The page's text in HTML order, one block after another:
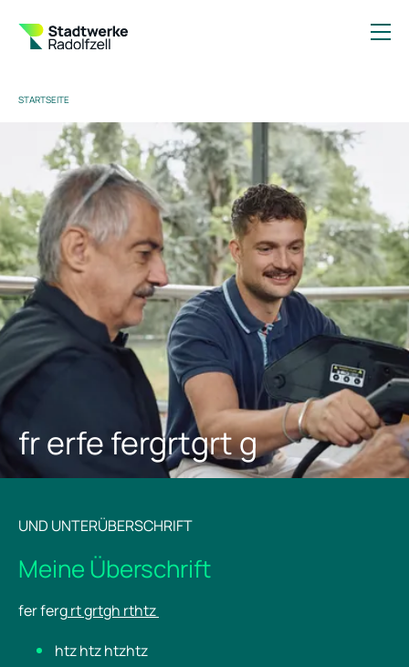
STARTSEITE
fr erfe fergrtgrt g
UND UNTERÜBERSCHRIFT
Meine Überschrift
fer fergrt grtgh rthtz
htz htz htzhtz